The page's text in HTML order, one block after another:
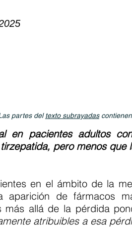
partes deltexto subrayadascontienen
en pacientes adultos
pero menos
en el ámbito de la
aparición de fármacos
más allá de la pérdida
atribuibles a esa